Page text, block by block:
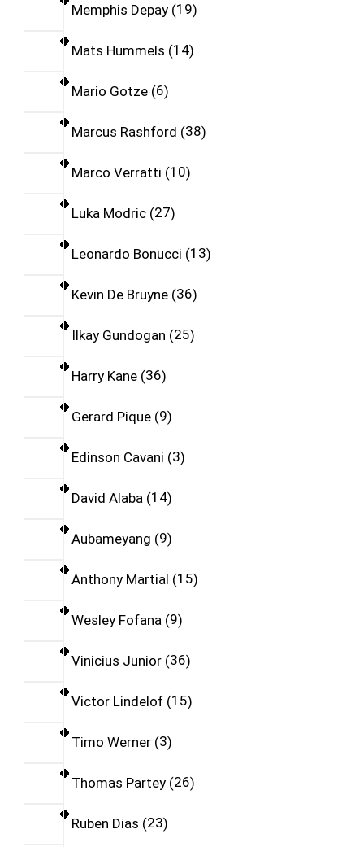
Memphis Depay 19
Mats Hummels 14
Mario Gotze 6
Marcus Rashford 38
Marco Verratti 10
Luka Modric 27
Leonardo Bonucci 13
Kevin De Bruyne 36
Ilkay Gundogan 25
Harry Kane 36
Gerard Pique 9
Edinson Cavani 3
David Alaba 14
Aubameyang 9
Anthony Martial 15
Wesley Fofana 9
Vinicius Junior 36
Victor Lindelof 15
Timo Werner 3
Thomas Partey 26
Ruben Dias 23